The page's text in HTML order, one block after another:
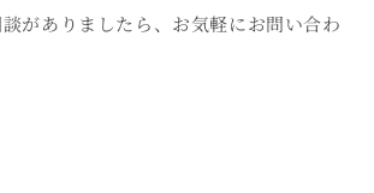
がありましたら、お気軽にお問い合わ